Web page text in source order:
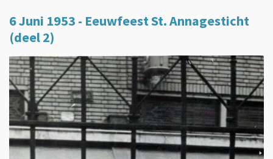
6 Juni 1953 - Eeuwfeest St. Annagesticht
(deel 2)